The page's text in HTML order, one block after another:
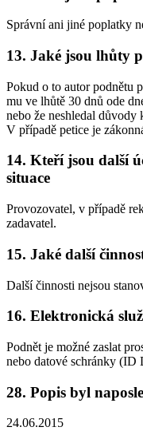
Správní ani jiné poplatky
13. Jaké jsou lhůty
Pokud o to autor podnětu
mu ve lhůtě 30 dnů ode
nebo že neshledal důvody
V případě petice je
14. Kteří jsou další
situace
Provozovatel, v případě
zadavatel.
15. Jaké další
Další činnosti nejsou
16. Elektronická
Podnět je možné zaslat
nebo datové schránky (ID
28. Popis byl
24.06.2015